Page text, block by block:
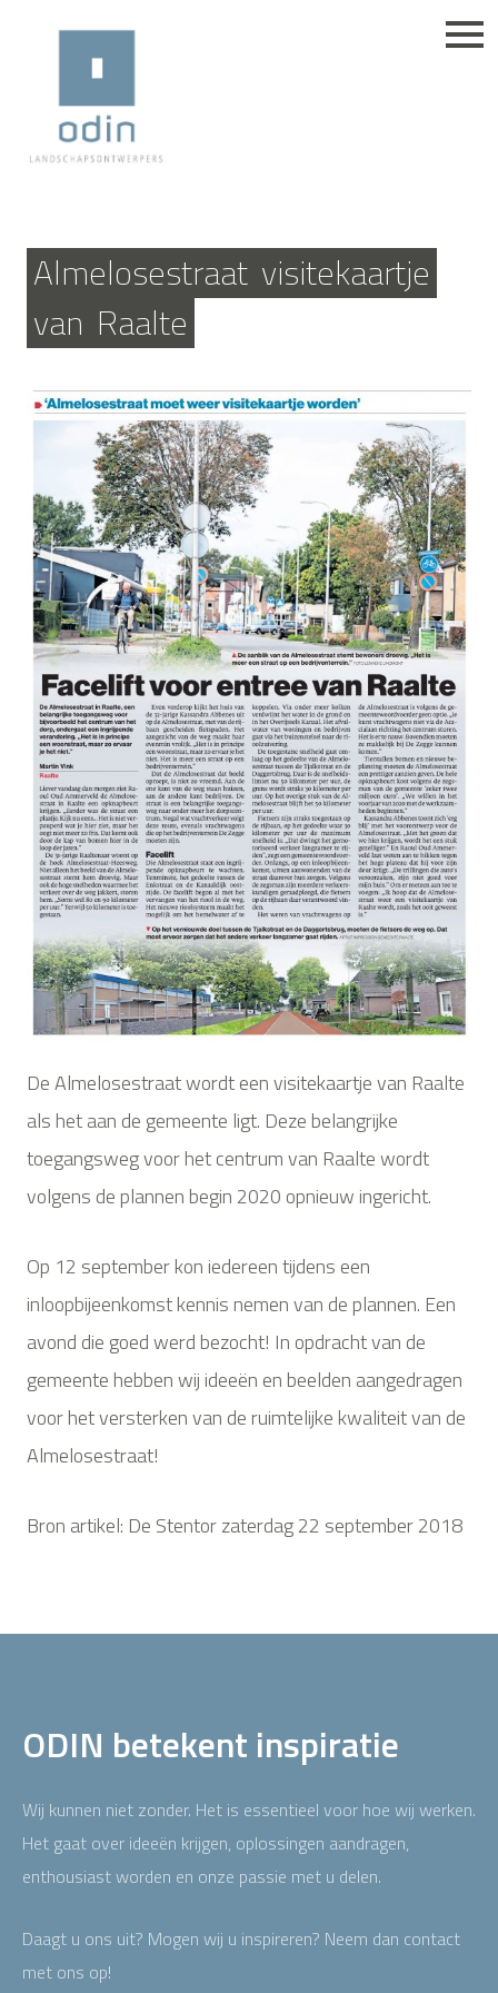
Almelosestraat visitekaartje
van Raalte
De Almelosestraat wordt een visitekaartje van Raalte
als het aan de gemeente ligt. Deze belangrijke
toegangsweg voor het centrum van Raalte wordt
volgens de plannen begin 2020 opnieuw ingericht.
Op 12 september kon iedereen tijdens een
inloopbijeenkomst kennis nemen van de plannen. Een
avond die goed werd bezocht! In opdracht van de
gemeente hebben wij ideeën en beelden aangedragen
voor het versterken van de ruimtelijke kwaliteit van de
Almelosestraat!
Bron artikel: De Stentor zaterdag 22 september 2018
ODIN betekent inspiratie
Wij kunnen niet zonder. Het is essentieel voor hoe wij werken.
Het gaat over ideeën krijgen, oplossingen aandragen,
enthousiast worden en onze passie met u delen.
Daagt u ons uit? Mogen wij u inspireren? Neem dan contact
met ons op!